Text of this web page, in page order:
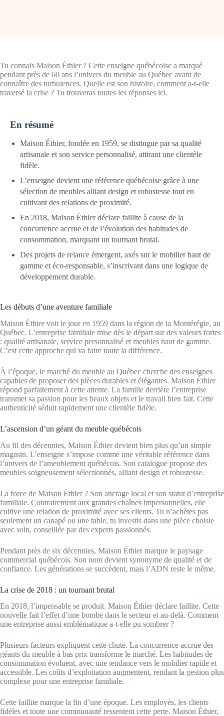
Tu connais Maison Éthier ? Cette enseigne québécoise a marqué
pendant près de 60 ans l’univers du meuble au Québec avant de
connaître des turbulences. Quelle est son histoire, comment a-t-elle
traversé la crise ? Tu trouveras toutes les réponses ici.
En résumé
Maison Éthier, fondée en 1959, se distingue par sa qualité
artisanale et son service personnalisé, attirant une clientèle
fidèle.
L’enseigne devient une référence québécoise grâce à une
sélection de meubles alliant design et robustesse tout en
cultivant des relations de proximité.
En 2018, Maison Éthier déclare faillite à cause de la
concurrence accrue et de l’évolution des habitudes de
consommation, marquant un tournant brutal.
Des projets de relance émergent, axés sur le mobilier haut de
gamme et éco-responsable, s’inscrivant dans une logique de
développement durable.
Les débuts d’une aventure familiale
Maison Éthier voit le jour en 1959 dans la région de la Montérégie, au
Québec. L’entreprise familiale mise dès le départ sur des valeurs fortes
: qualité artisanale, service personnalisé et meubles haut de gamme.
C’est cette approche qui va faire toute la différence.
À l’époque, le marché du meuble au Québec cherche des enseignes
capables de proposer des pièces durables et élégantes. Maison Éthier
répond parfaitement à cette attente. La famille derrière l’entreprise
transmet sa passion pour les beaux objets et le travail bien fait. Cette
authenticité séduit rapidement une clientèle fidèle.
L’ascension d’un géant du meuble québécois
Au fil des décennies, Maison Éthier devient bien plus qu’un simple
magasin. L’enseigne s’impose comme une véritable référence dans
l’univers de l’ameublement québécois. Son catalogue propose des
meubles soigneusement sélectionnés, alliant design et robustesse.
La force de Maison Éthier ? Son ancrage local et son statut d’entreprise
familiale. Contrairement aux grandes chaînes impersonnelles, elle
cultive une relation de proximité avec ses clients. Tu n’achètes pas
seulement un canapé ou une table, tu investis dans une pièce choisie
avec soin, conseillée par des experts passionnés.
Pendant près de six décennies, Maison Éthier marque le paysage
commercial québécois. Son nom devient synonyme de qualité et de
confiance. Les générations se succèdent, mais l’ADN reste le même.
La crise de 2018 : un tournant brutal
En 2018, l’impensable se produit. Maison Éthier déclare faillite. Cette
nouvelle fait l’effet d’une bombe dans le secteur et au-delà. Comment
une entreprise aussi emblématique a-t-elle pu sombrer ?
Plusieurs facteurs expliquent cette chute. La concurrence accrue des
géants du meuble à bas prix transforme le marché. Les habitudes de
consommation évoluent, avec une tendance vers le mobilier rapide et
accessible. Les coûts d’exploitation augmentent, rendant la gestion plus
complexe pour une entreprise familiale.
Cette faillite marque la fin d’une époque. Les employés, les clients
fidèles et toute une communauté ressentent cette perte. Maison Éthier,